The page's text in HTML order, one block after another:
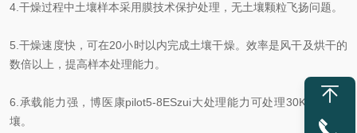
4.干燥过程中土壤样本采用膜技术保护处理，无土壤颗粒飞扬问题。
5.干燥速度快，可在20小时以内完成土壤干燥。效率是风干及烘干的
数倍以上，提高样本处理能力。
6.承载能力强，博医康pilot5-8ESzui大处理能力可处理30Kg新鲜土
壤。